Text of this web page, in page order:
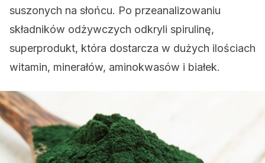
suszonych na słońcu. Po przeanalizowaniu
składników odżywczych odkryli spirulinę,
superprodukt, która dostarcza w dużych ilościach
witamin, minerałów, aminokwasów i białek.